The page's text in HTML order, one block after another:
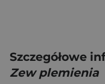
Szczegółowe
Zew plemienia